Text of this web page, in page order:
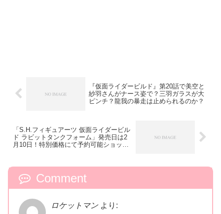
『仮面ライダービルド』第20話で美空と
紗羽さんがナース姿で？三羽ガラスが大
ピンチ？龍我の暴走は止められるのか？
「S.H.フィギュアーツ 仮面ライダービル
ド ラビットタンクフォーム」発売日は2
月10日！特別価格にて予約可能ショップ
Comment
ロケットマン より: